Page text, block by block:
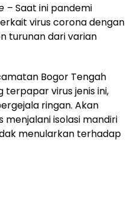
– Saat ini pandemi
virus corona dengan
turunan dari varian
Bogor Tengah
virus jenis ini,
ringan. Akan
isolasi mandiri
menularkan terhadap